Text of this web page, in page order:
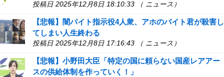
投稿日 2025年12月8日 18:10:33 （ ニュース）
【悲報】闇バイト指示役4人衆、アホのバイト君が殺害し
てしまい人生終わる
投稿日 2025年12月8日 17:16:43 （ ニュース）
【悲報】小野田大臣「特定の国に頼らない国産レアアー
スの供給体制を作っていく！」